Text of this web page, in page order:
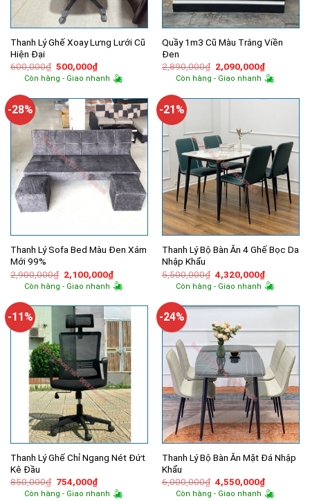
Thanh Lý Ghế Xoay Lưng Lưới Cũ
Hiện Đại
600,000₫ Giá
gốc
là:
500,000₫Giá
hiện
tại
500,000₫.
Còn hàng - Giao nhanh
Quầy 1m3 Cũ Màu Trắng Viền
Đen
2,890,000₫ Giá
gốc
là:
2,090,000₫Giá
hiện
tại
Còn hàng - Giao nhanh
-28%
Thanh Lý Sofa Bed Màu Đen Xám
Mới 99%
2,900,000₫ Giá
gốc
là:
2,100,000₫Giá
hiện
tại
2,100,000₫.
Còn hàng - Giao nhanh
-21%
Thanh Lý Bộ Bàn Ăn 4 Ghế Bọc Da
Nhập Khẩu
5,500,000₫ Giá
gốc
là:
4,320,000₫Giá
hiện
tại
Còn hàng - Giao nhanh
-11%
Thanh Lý Ghế Chỉ Ngang Nét Đứt
Kê Đầu
850,000₫ Giá
gốc
754,000₫Giá
hiện
Còn hàng - Giao nhanh
-24%
Thanh Lý Bộ Bàn Ăn Mặt Đá Nhập
Khẩu
6,000,000₫ Giá
gốc
4,550,000₫Giá
hiện
Còn hàng - Giao nhanh